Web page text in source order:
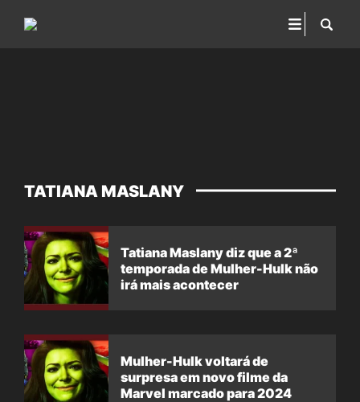
TATIANA MASLANY
Tatiana Maslany diz que a 2ª
temporada de Mulher-Hulk não
irá mais acontecer
Mulher-Hulk voltará de
surpresa em novo filme da
Marvel marcado para 2024